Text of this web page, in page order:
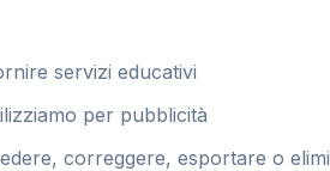
servizi educativi
per pubblicità
correggere, esportare o